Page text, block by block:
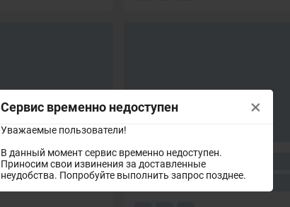
Сервис временно недоступен
Уважаемые пользователи!
В данный момент сервис временно недоступен.
Приносим свои извинения за доставленные
неудобства. Попробуйте выполнить запрос позднее.
×